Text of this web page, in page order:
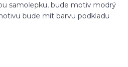
samolepku, bude motiv modrý
bude mít barvu podkladu